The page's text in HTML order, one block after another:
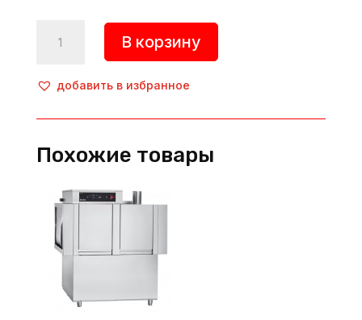
товара
посудомоечная
МПТ-2000
Abat
В корзину
добавить в избранное
Похожие товары